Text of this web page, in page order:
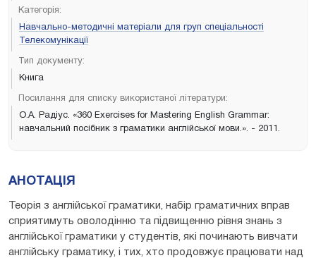
Категорія:
Навчально-методичні матеріали для груп спеціальності
Телекомунікації
Тип документу:
Книга
Посилання для списку використаної літератури:
О.А. Радіус. «360 Exercises for Mastering English Grammar:
навчальний посібник з граматики англійської мови.». - 2011.
АНОТАЦІЯ
Теорія з англійської граматики, набір граматичних вправ
сприятимуть оволодінню та підвищенню рівня знань з
англійської граматики у студентів, які починають вивчати
англійську граматику, і тих, хто продовжує працювати над